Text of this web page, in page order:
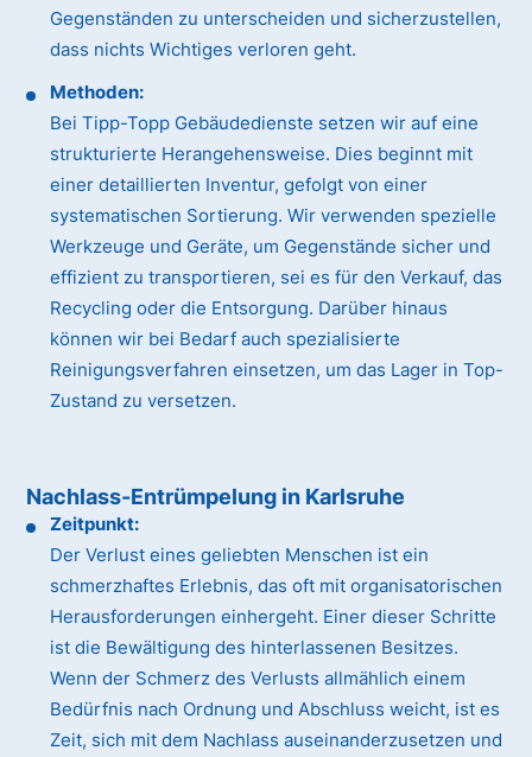
Gegenständen zu unterscheiden und sicherzustellen,
dass nichts Wichtiges verloren geht.
Methoden:
Bei Tipp-Topp Gebäudedienste setzen wir auf eine
strukturierte Herangehensweise. Dies beginnt mit
einer detaillierten Inventur, gefolgt von einer
systematischen Sortierung. Wir verwenden spezielle
Werkzeuge und Geräte, um Gegenstände sicher und
effizient zu transportieren, sei es für den Verkauf, das
Recycling oder die Entsorgung. Darüber hinaus
können wir bei Bedarf auch spezialisierte
Reinigungsverfahren einsetzen, um das Lager in Top-
Zustand zu versetzen.
Nachlass-Entrümpelung in Karlsruhe
Zeitpunkt:
Der Verlust eines geliebten Menschen ist ein
schmerzhaftes Erlebnis, das oft mit organisatorischen
Herausforderungen einhergeht. Einer dieser Schritte
ist die Bewältigung des hinterlassenen Besitzes.
Wenn der Schmerz des Verlusts allmählich einem
Bedürfnis nach Ordnung und Abschluss weicht, ist es
Zeit, sich mit dem Nachlass auseinanderzusetzen und